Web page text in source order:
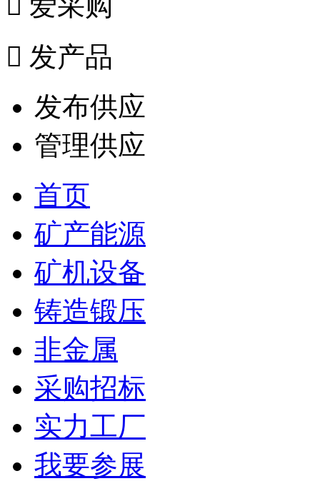
 发产品
发布供应
管理供应
首页
矿产能源
矿机设备
铸造锻压
非金属
采购招标
实力工厂
我要参展